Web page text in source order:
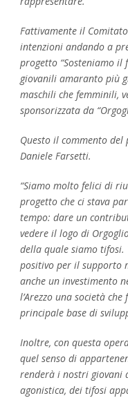
Fattivamente il
intenzioni andando a
progetto “Sosteniamo il
giovanili amaranto più
maschili che femminili,
sponsorizzata da
Questo il commento
Daniele Farsetti.
“Siamo molto felici di
progetto che ci stava
tempo: dare un
vedere il logo di
della quale siamo tifosi.
positivo per il supporto
anche un investimento
l’Arezzo una società
principale base di
Inoltre, con questa
quel senso di
renderà i nostri giovani
agonistica, dei tifosi